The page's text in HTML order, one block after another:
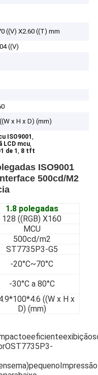
((V) X2.60 ((T) mm
((V)
x H x D) (mm)
ISO9001,
LCD mcu,
de 1, 8 tft
ISO9001
500cd/M2
1.8 polegadas
128 ((RGB) X160
MCU
500cd/m2
ST7735P3-G5
-20°C~70°C
-30°C a 80°C
((W x H x
D) (mm)
eeficienteexibição
OST7735P3-
ema)pequeno